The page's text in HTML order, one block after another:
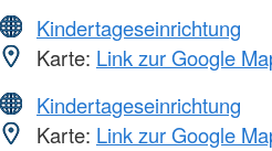
Kindertageseinrichtung
Karte: Link zur Google
Kindertageseinrichtung
Karte: Link zur Google